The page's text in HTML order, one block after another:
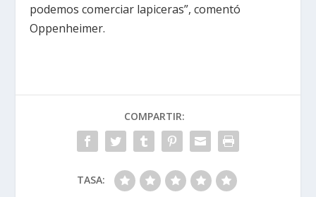
podemos comerciar lapiceras”, comentó
Oppenheimer.
COMPARTIR:
TASA: